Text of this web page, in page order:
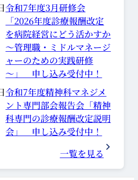
令和7年度3月研修会
「2026年度診療報酬改定
を病院経営にどう活かすか
～管理職・ミドルマネージ
ャーのための実践研修
～」 申し込み受付中！
令和7年度精神科マネジメ
ント専門部会報告会「精神
科専門の診療報酬改定説明
会」 申し込み受付中！
一覧を見る